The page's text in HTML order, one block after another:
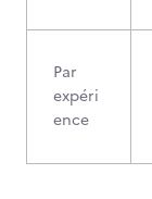
Par
expéri
ence